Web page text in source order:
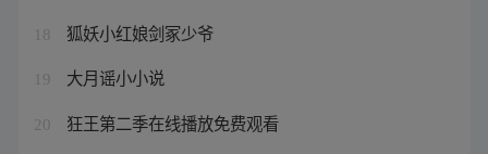
18 狐妖小红娘剑冢少爷
19 大月谣小小说
20 狂王第二季在线播放免费观看